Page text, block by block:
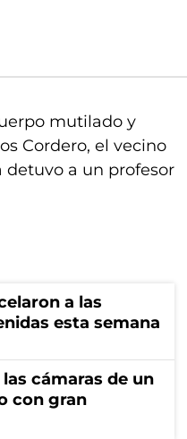
mutilado y
Cordero, el vecino
detuvo a un profesor
a las
esta semana
cámaras de un
con gran